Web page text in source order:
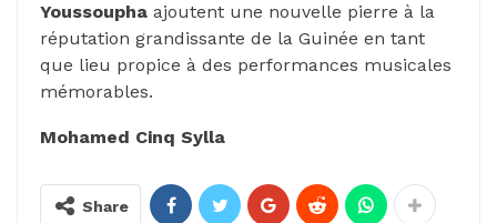
Youssoupha ajoutent une nouvelle pierre à la
réputation grandissante de la Guinée en tant
que lieu propice à des performances musicales
mémorables.
Mohamed Cinq Sylla
Share